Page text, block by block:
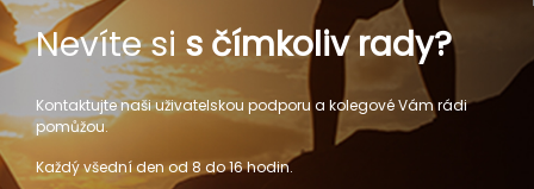
Nevíte si s čímkoliv rady?
Kontaktujte naši uživatelskou podporu a kolegové Vám rádi
pomůžou.
Každý všední den od 8 do 16 hodin.